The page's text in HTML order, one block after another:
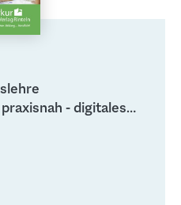
in vielfältiger Weise
Inhalten und zur
- digitales